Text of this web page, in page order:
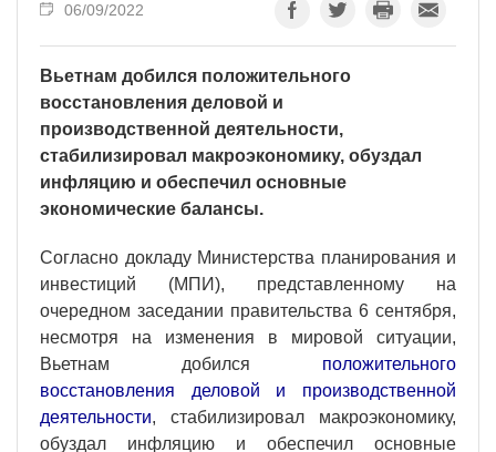
06/09/2022
Вьетнам добился положительного
восстановления деловой и
производственной деятельности,
стабилизировал макроэкономику, обуздал
инфляцию и обеспечил основные
экономические балансы.
Согласно докладу Министерства планирования и
инвестиций (МПИ), представленному на
очередном заседании правительства 6 сентября,
несмотря на изменения в мировой ситуации,
Вьетнам добился положительного
восстановления деловой и производственной
деятельности, стабилизировал макроэкономику,
обуздал инфляцию и обеспечил основные